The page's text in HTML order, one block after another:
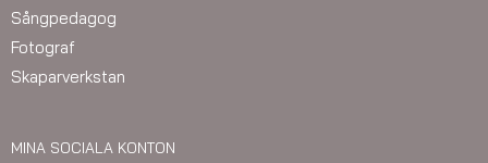
Sångpedagog
Fotograf
Skaparverkstan
MINA SOCIALA KONTON